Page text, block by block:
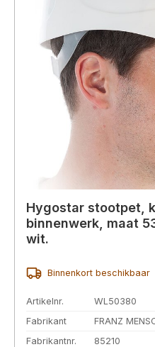
Hygostar stootpet,
binnenwerk, maat
wit.
Binnenkort beschikbaar
Artikelnr.
WL50380
Fabrikant
FRANZ
Fabrikantnr.
85210